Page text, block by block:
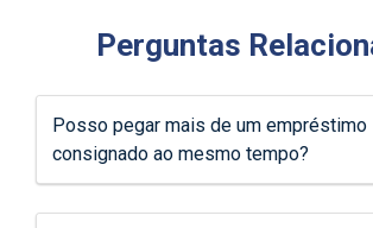
Perguntas
Posso pegar mais de um empréstimo
consignado ao mesmo tempo?